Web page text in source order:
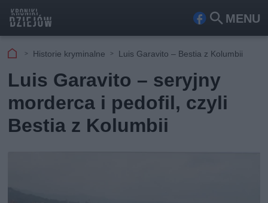
MENU
Fa
ook
Szu
kaj
Historie kryminalne Luis Garavito – Bestia z Kolumbii
Luis Garavito – seryjny
morderca i pedofil, czyli
Bestia z Kolumbii